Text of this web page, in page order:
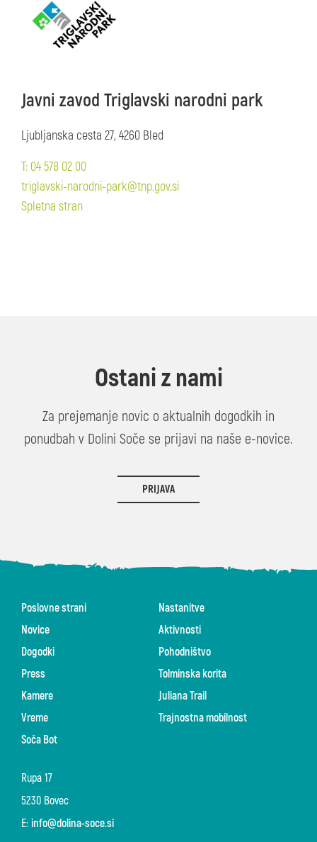
Javni zavod Triglavski narodni park
Ljubljanska cesta 27, 4260 Bled
T: 04 578 02 00
triglavski-narodni-park@tnp.gov.si
Spletna stran
Ostani z nami
Za prejemanje novic o aktualnih dogodkih in
ponudbah v Dolini Soče se prijavi na naše e-novice.
PRIJAVA
Rupa 17
5230 Bovec
E: info@dolina-soce.si
Poslovne strani
Novice
Dogodki
Press
Kamere
Vreme
Soča Bot
Nastanitve
Aktivnosti
Pohodništvo
Tolminska korita
Juliana Trail
Trajnostna mobilnost